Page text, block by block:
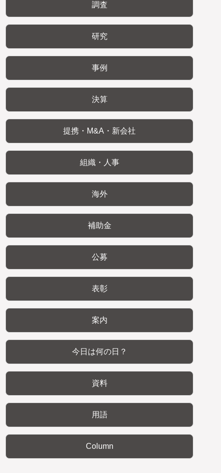
調査
研究
事例
決算
提携・M&A・新会社
組織・人事
海外
補助金
公募
表彰
案内
今日は何の日？
資料
用語
Column